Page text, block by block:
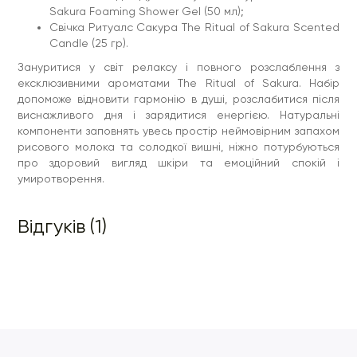
Sakura Foaming Shower Gel (50 мл);
Свічка Ритуалс Сакура The Ritual of Sakura Scented
Candle (25 гр).
Зануритися у світ релаксу і повного розслаблення з
ексклюзивними ароматами The Ritual of Sakura. Набір
допоможе відновити гармонію в душі, розслабитися після
виснажливого дня і зарядитися енергією. Натуральні
компоненти заповнять увесь простір неймовірним запахом
рисового молока та солодкої вишні, ніжно потурбуються
про здоровий вигляд шкіри та емоційний спокій і
умиротворення.
Відгуків (1)